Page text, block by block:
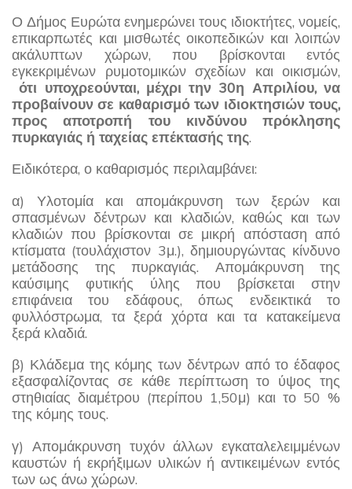
Ο Δήμος Ευρώτα ενημερώνει τους ιδιοκτήτες, νομείς,
επικαρπωτές και μισθωτές οικοπεδικών και λοιπών
ακάλυπτων χώρων, που βρίσκονται εντός
εγκεκριμένων ρυμοτομικών σχεδίων και οικισμών,
ότι υποχρεούνται, μέχρι την 30η Απριλίου, να
προβαίνουν σε καθαρισμό των ιδιοκτησιών τους,
προς αποτροπή του κινδύνου πρόκλησης
πυρκαγιάς ή ταχείας επέκτασής της.
Ειδικότερα, ο καθαρισμός περιλαμβάνει:
α) Υλοτομία και απομάκρυνση των ξερών και
σπασμένων δέντρων και κλαδιών, καθώς και των
κλαδιών που βρίσκονται σε μικρή απόσταση από
κτίσματα (τουλάχιστον 3μ.), δημιουργώντας κίνδυνο
μετάδοσης της πυρκαγιάς. Απομάκρυνση της
καύσιμης φυτικής ύλης που βρίσκεται στην
επιφάνεια του εδάφους, όπως ενδεικτικά το
φυλλόστρωμα, τα ξερά χόρτα και τα κατακείμενα
ξερά κλαδιά.
β) Κλάδεμα της κόμης των δέντρων από το έδαφος
εξασφαλίζοντας σε κάθε περίπτωση το ύψος της
στηθιαίας διαμέτρου (περίπου 1,50μ) και το 50 %
της κόμης τους.
γ) Απομάκρυνση τυχόν άλλων εγκαταλελειμμένων
καυστών ή εκρήξιμων υλικών ή αντικειμένων εντός
των ως άνω χώρων.